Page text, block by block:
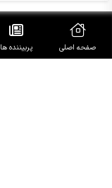
صفحه اصلی پربیننده ها